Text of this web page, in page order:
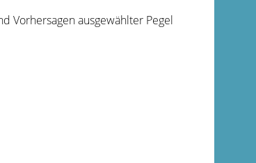
Vorhersagen ausgewählter Pegel